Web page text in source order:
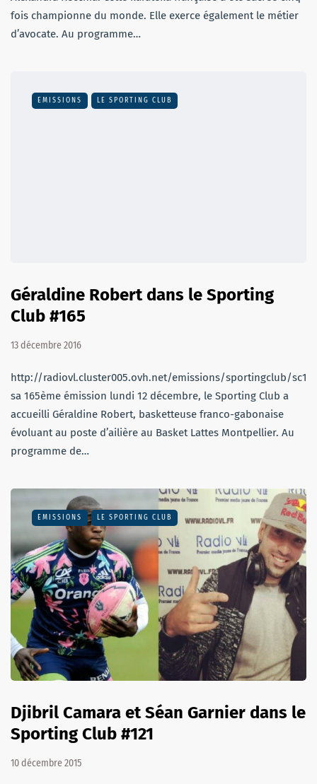
fois championne du monde. Elle exerce également le métier
d’avocate. Au programme…
EMISSIONS LE SPORTING CLUB
Géraldine Robert dans le Sporting
Club #165
13 décembre 2016
http://radiovl.cluster005.ovh.net/emissions/sportingclub/
sa 165ème émission lundi 12 décembre, le Sporting Club a
accueilli Géraldine Robert, basketteuse franco-gabonaise
évoluant au poste d’ailière au Basket Lattes Montpellier. Au
programme de…
EMISSIONS LE SPORTING CLUB
Djibril Camara et Séan Garnier dans le
Sporting Club #121
10 décembre 2015